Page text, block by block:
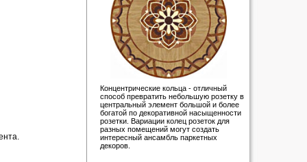
Концентрические кольца - отличный
способ превратить небольшую розетку в
центральный элемент большой и более
богатой по декоративной насыщенности
розетки. Вариации колец розеток для
разных помещений могут создать
интересный ансамбль паркетных
декоров.